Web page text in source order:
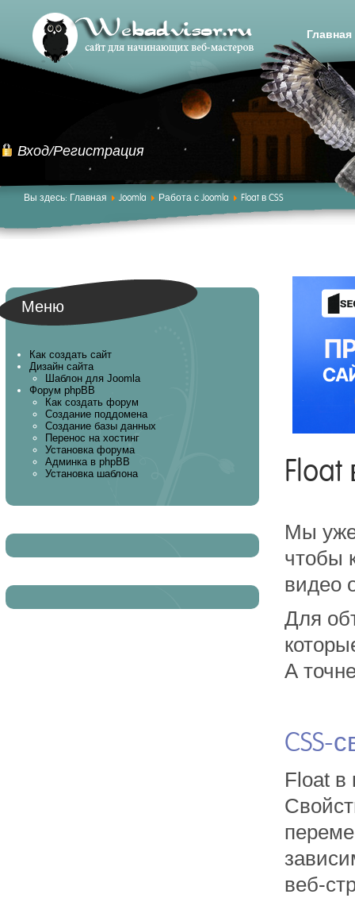
Главная
Вход/Регистрация
Вы здесь: Главная Joomla Работа с Joomla Float в CSS
Меню
Как создать сайт
Дизайн сайта
Шаблон для Joomla
Форум phpBB
Как создать форум
Создание поддомена
Создание базы данных
Перенос на хостинг
Установка форума
Админка в phpBB
Установка шаблона
Float
Мы уже
чтобы
видео
Для
А
CSS-
Float в
веб-